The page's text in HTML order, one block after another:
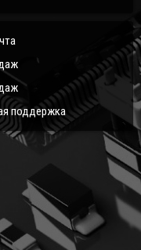
поддержка